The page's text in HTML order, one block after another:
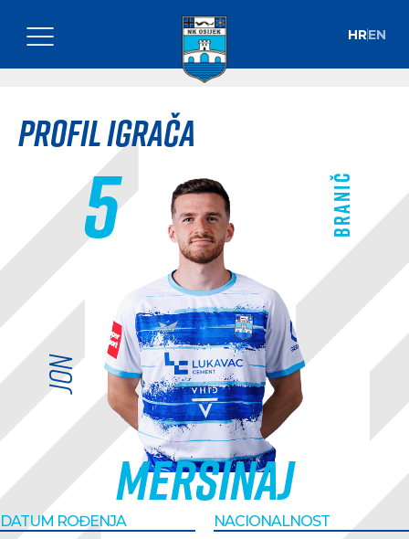
HREN
Profil igrača
5
Jon
Mersinaj
DATUM ROĐENJA NACIONALNOST
Branič